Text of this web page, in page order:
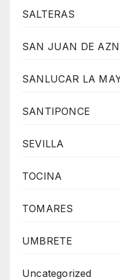
SALTERAS
SAN JUAN DE
SANLUCAR LA
SANTIPONCE
SEVILLA
TOCINA
TOMARES
UMBRETE
Uncategorized